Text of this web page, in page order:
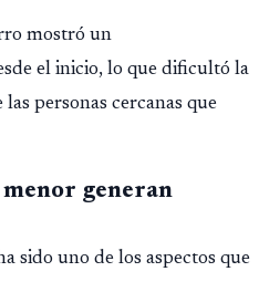
mostró un
el inicio, lo que dificultó la
personas cercanas que
generan
sido uno de los aspectos que